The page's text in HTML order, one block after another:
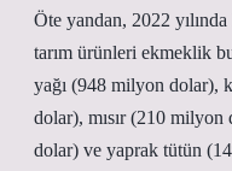
Öte yandan, 2022
tarım ürünleri ekmeklik
yağı (948 milyon dolar),
dolar), mısır (210
dolar) ve yaprak tütün